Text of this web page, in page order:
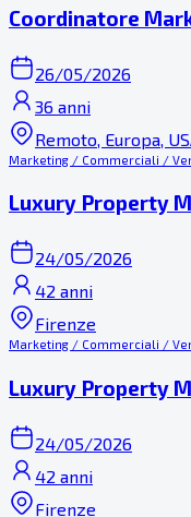
Coordinatore
26/05/2026
36 anni
Remoto, Europa,
Marketing / Commerciali /
Luxury Property
24/05/2026
42 anni
Firenze
Marketing / Commerciali /
Luxury Property
24/05/2026
42 anni
Firenze